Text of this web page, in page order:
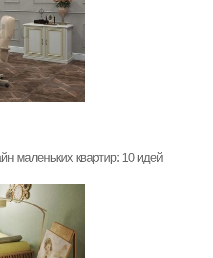
маленьких квартир: 10 идей